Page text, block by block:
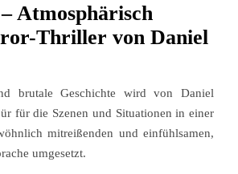
Atmosphärisch
Thriller von Daniel
brutale Geschichte wird von Daniel
für die Szenen und Situationen in einer
mitreißenden und einfühlsamen,
umgesetzt.